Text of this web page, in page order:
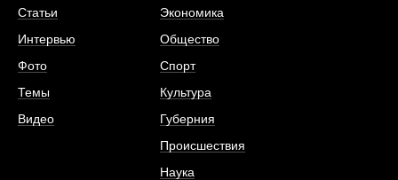
Статьи
Интервью
Фото
Темы
Видео
Экономика
Общество
Спорт
Культура
Губерния
Происшествия
Наука